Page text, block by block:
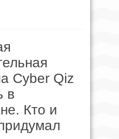
Cyber Qiz
в
Кто и